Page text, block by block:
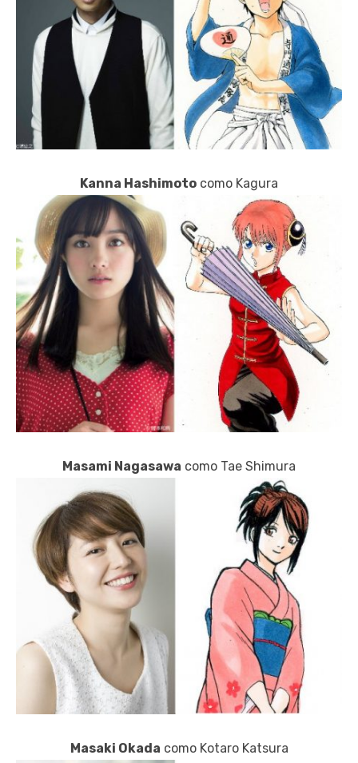
Kanna Hashimoto como Kagura
Masami Nagasawa como Tae Shimura
Masaki Okada como Kotaro Katsura